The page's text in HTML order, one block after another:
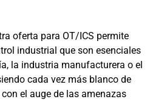
oferta para OT/ICS permite
industrial que son esenciales
la industria manufacturera o el
cada vez más blanco de
el auge de las amenazas